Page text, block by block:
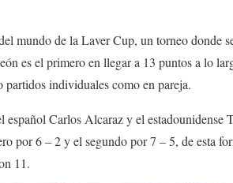
mundo de la Laver Cup, un torneo donde
es el primero en llegar a 13 puntos a lo
partidos individuales como en pareja.
Carlos Alcaraz y el estadounidense
por 6 – 2 y el segundo por 7 – 5, de esta
11.